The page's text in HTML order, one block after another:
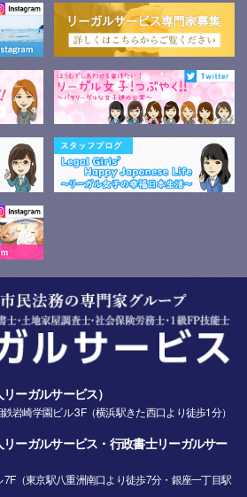
ーガルサービス）
岩崎学園ビル 3F（横浜駅きた西口より徒歩1分）
ーガルサービス・行政書士リーガルサー
（東京駅八重洲南口より徒歩7分・銀座一丁目駅